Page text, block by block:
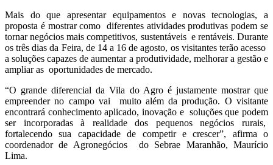
Mais do que apresentar equipamentos e novas tecnologias, a
proposta é mostrar como diferentes atividades produtivas podem se
tornar negócios mais competitivos, sustentáveis e rentáveis. Durante
os três dias da Feira, de 14 a 16 de agosto, os visitantes terão acesso
a soluções capazes de aumentar a produtividade, melhorar a gestão e
ampliar as oportunidades de mercado.
“O grande diferencial da Vila do Agro é justamente mostrar que
empreender no campo vai muito além da produção. O visitante
encontrará conhecimento aplicado, inovação e soluções que podem
ser incorporadas à realidade dos pequenos negócios rurais,
fortalecendo sua capacidade de competir e crescer”, afirma o
coordenador de Agronegócios do Sebrae Maranhão, Maurício
Lima.